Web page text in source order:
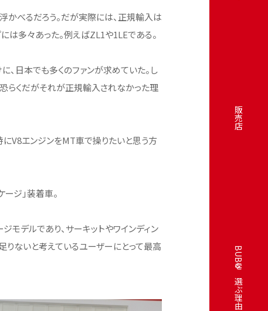
販売店
BUBUを選ぶ理由
べるだろう。だが実際には、正規輸入は
は多々あった。例えばZL1や1LEである。
、日本でも多くのファンが求めていた。し
恐らくだがそれが正規輸入されなかった理
にV8エンジンをMT車で操りたいと思う方
ジ」装着車。
モデルであり、サーキットやワインディン
りないと考えているユーザーにとって最高